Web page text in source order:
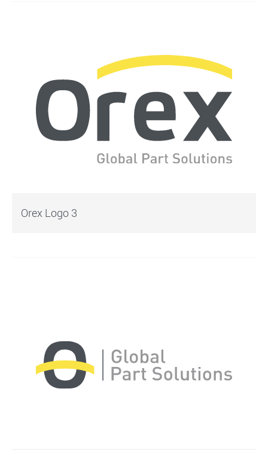
Orex Logo 3